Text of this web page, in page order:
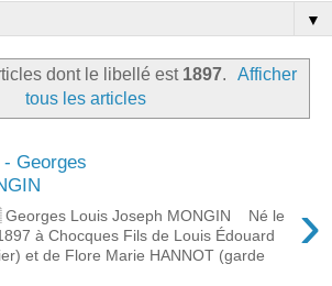
▼
dont le libellé est 1897.
Afficher
tous les articles
Georges
›
Louis Joseph MONGIN Né le
à Chocques Fils de Louis Édouard
et de Flore Marie HANNOT (garde